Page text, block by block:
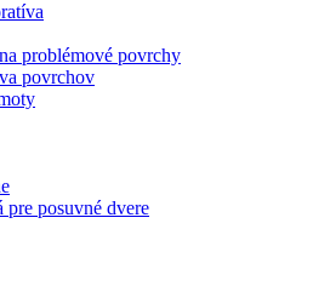
problémové povrchy
povrchov
pre posuvné dvere